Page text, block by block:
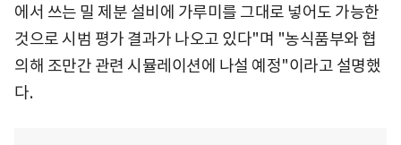
에서 쓰는 밀 제분 설비에 가루미를 그대로 넣어도 가능한
것으로 시범 평가 결과가 나오고 있다"며 "농식품부와 협
의해 조만간 관련 시뮬레이션에 나설 예정"이라고 설명했
다.